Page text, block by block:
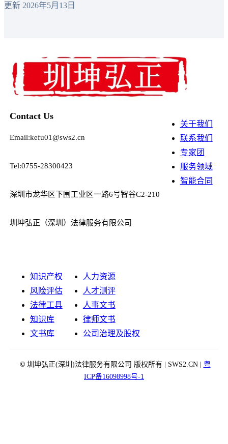
更新 2026年5月13日
Contact Us
Email:kefu01@sws2.cn
Tel:0755-28300423
深圳市龙华区下围工业区一路6号智谷C2-210
圳坤弘正（深圳）法律服务有限公司
关于我们
联系我们
专家团
服务领域
智能合同
知识产权
风险评估
法律工具
知识库
文书库
人力资源
人才测评
人事文书
律师文书
公司治理及股权
©圳坤弘正(深圳)法律服务有限公司 版权所有 | SWS2.CN | 粤
ICP备16098998号-1